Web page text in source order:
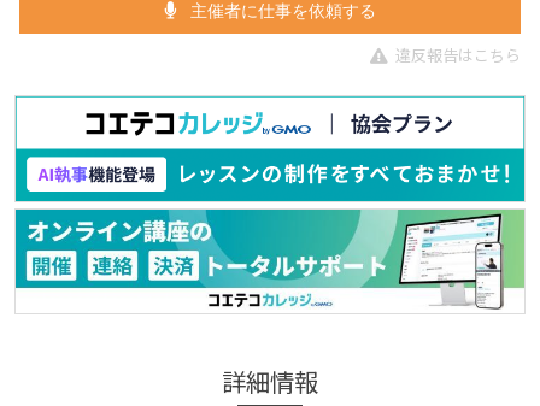
主催者に仕事を依頼する
違反報告はこちら
詳細情報